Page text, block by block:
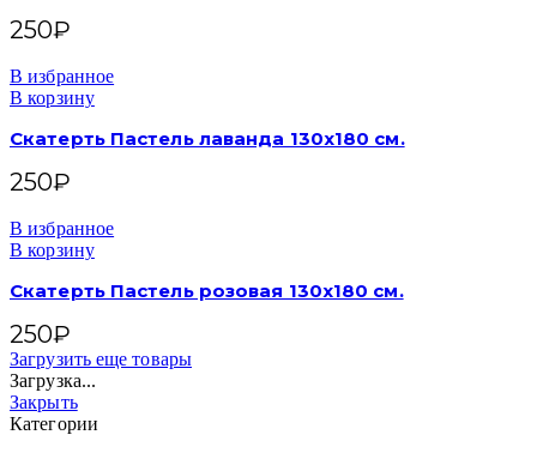
250₽
В избранное
В корзину
Скатерть Пастель лаванда 130х180 см.
250₽
В избранное
В корзину
Скатерть Пастель розовая 130х180 см.
250₽
Загрузить еще товары
Загрузка...
Закрыть
Категории